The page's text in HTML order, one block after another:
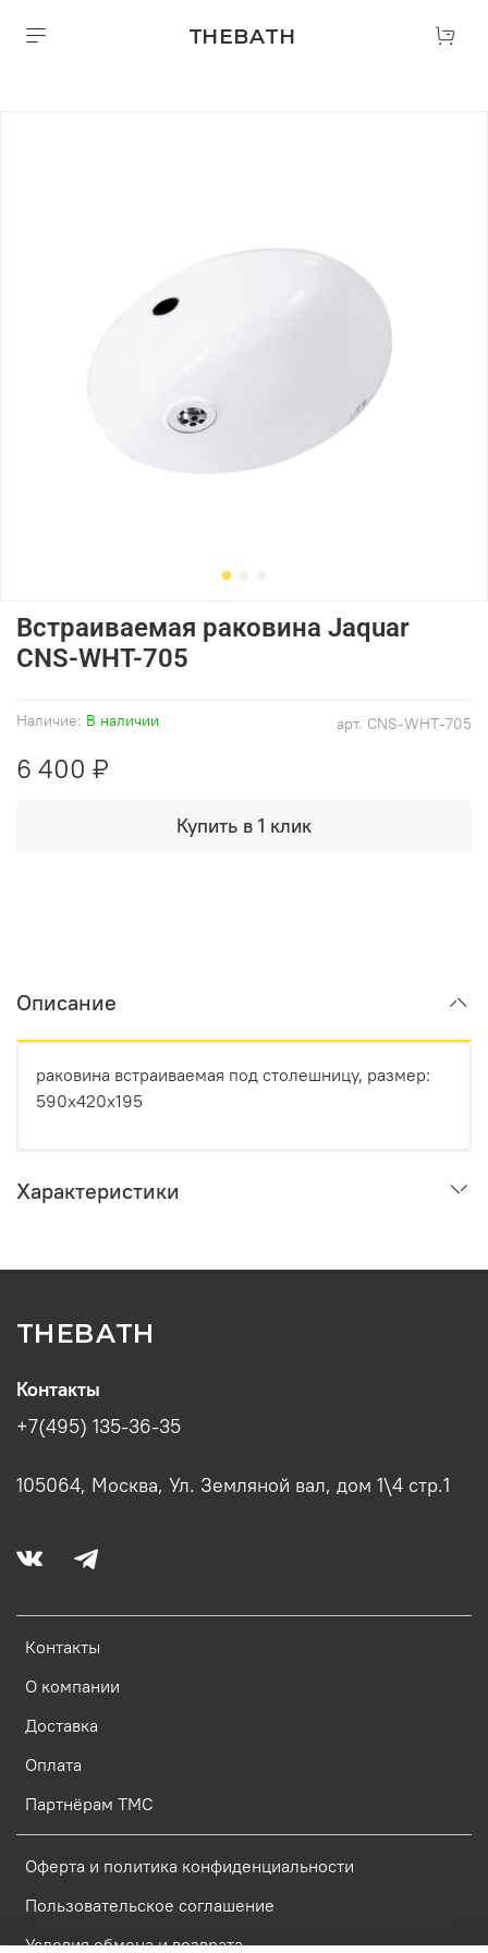
THEBATH
арт. CNS-WHT-705
Наличие: В наличии
Встраиваемая раковина Jaquar
CNS-WHT-705
6 400 ₽
Купить в 1 клик
Описание
раковина встраиваемая под столешницу, размер:
590x420x195
Характеристики
THEBATH
Контакты
О компании
Доставка
Оплата
Партнёрам ТМС
Оферта и политика конфиденциальности
Пользовательское соглашение
Условия обмена и возврата
Контакты
+7(495) 135-36-35
105064, Москва, Ул. Земляной вал, дом 1\4 стр.1